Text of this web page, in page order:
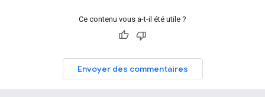
Ce contenu vous a-t-il été utile ?
Envoyer des commentaires